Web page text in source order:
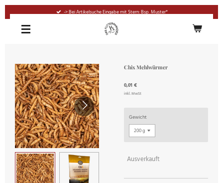
springen
-> Bei Artikelsuche Eingabe mit Stern: Bsp. Muster*
Chix Mehlwürmer
0,01 €
inkl. MwSt
Gewicht
Ausverkauft